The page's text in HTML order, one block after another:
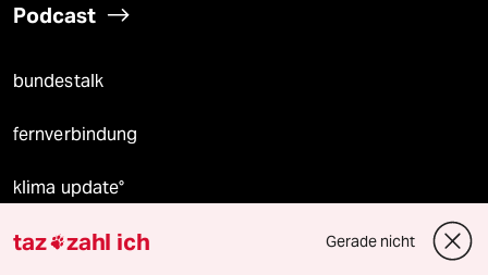
Podcast
bundestalk
fernverbindung
klima update°
Mauerecho
taz zahl ich Gerade nicht